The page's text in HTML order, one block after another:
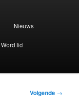
Nieuws
Word lid
Volgende →